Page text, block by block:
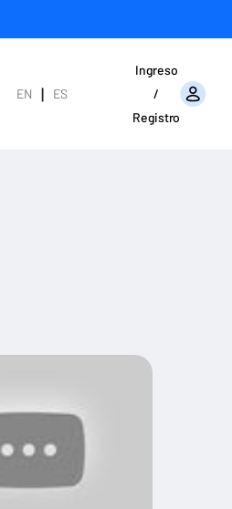
EN |
ES
Ingreso
/
Registro